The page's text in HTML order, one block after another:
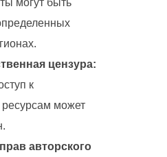
цензура:
к
может
авторского